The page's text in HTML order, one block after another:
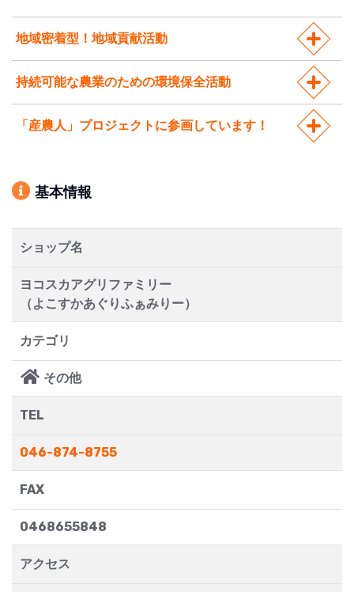
地域密着型！地域貢献活動
持続可能な農業のための環境保全活動
「産農人」プロジェクトに参画しています！
基本情報
ショップ名
ヨコスカアグリファミリー
（よこすかあぐりふぁみりー）
カテゴリ
その他
TEL
046-874-8755
FAX
0468655848
アクセス